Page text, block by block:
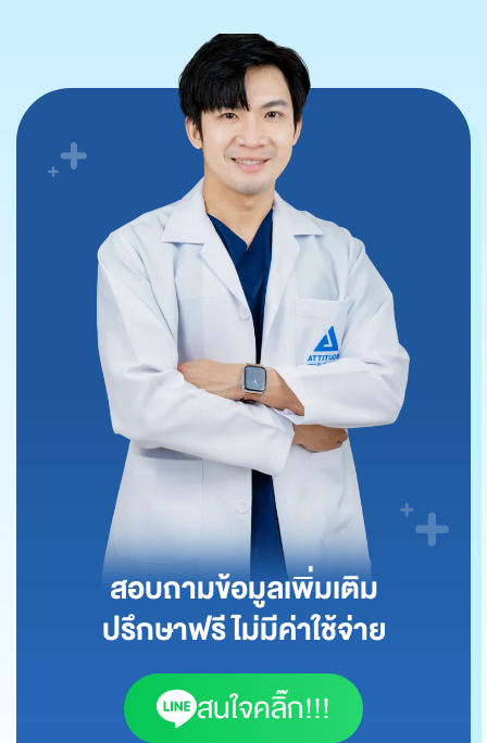
สอบถามข้อมูลเพิ่มเติม
ปรึกษาฟรี ไม่มีค่าใช้จ่าย
สนใจคลิ๊ก!!!